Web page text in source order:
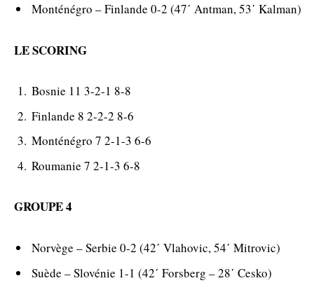
Monténégro – Finlande 0-2 (47΄ Antman, 53΄ Kalman)
LE SCORING
Bosnie 11 3-2-1 8-8
Finlande 8 2-2-2 8-6
Monténégro 7 2-1-3 6-6
Roumanie 7 2-1-3 6-8
GROUPE 4
Norvège – Serbie 0-2 (42΄ Vlahovic, 54΄ Mitrovic)
Suède – Slovénie 1-1 (42΄ Forsberg – 28΄ Cesko)